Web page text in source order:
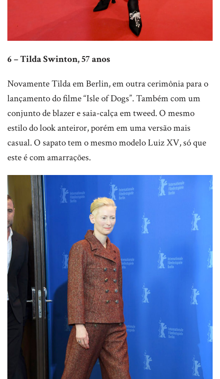
6 – Tilda Swinton, 57 anos
Novamente Tilda em Berlin, em outra cerimônia para o
lançamento do filme “Isle of Dogs”. Também com um
conjunto de blazer e saia-calça em tweed. O mesmo
estilo do look anteiror, porém em uma versão mais
casual. O sapato tem o mesmo modelo Luiz XV, só que
este é com amarrações.